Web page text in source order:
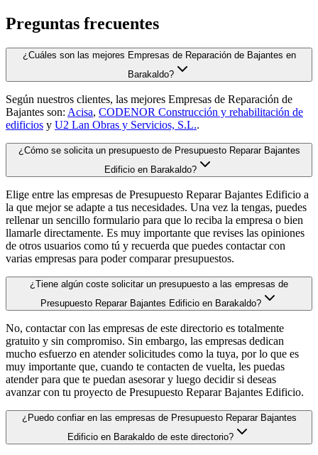
Preguntas frecuentes
¿Cuáles son las mejores Empresas de Reparación de Bajantes en
Barakaldo?
Según nuestros clientes, las mejores Empresas de Reparación de
Bajantes son: Acisa, CODENOR Construcción y rehabilitación de
edificios y U2 Lan Obras y Servicios, S.L..
¿Cómo se solicita un presupuesto de Presupuesto Reparar Bajantes
Edificio en Barakaldo?
Elige entre las empresas de Presupuesto Reparar Bajantes Edificio a
la que mejor se adapte a tus necesidades. Una vez la tengas, puedes
rellenar un sencillo formulario para que lo reciba la empresa o bien
llamarle directamente. Es muy importante que revises las opiniones
de otros usuarios como tú y recuerda que puedes contactar con
varias empresas para poder comparar presupuestos.
¿Tiene algún coste solicitar un presupuesto a las empresas de
Presupuesto Reparar Bajantes Edificio en Barakaldo?
No, contactar con las empresas de este directorio es totalmente
gratuito y sin compromiso. Sin embargo, las empresas dedican
mucho esfuerzo en atender solicitudes como la tuya, por lo que es
muy importante que, cuando te contacten de vuelta, les puedas
atender para que te puedan asesorar y luego decidir si deseas
avanzar con tu proyecto de Presupuesto Reparar Bajantes Edificio.
¿Puedo confiar en las empresas de Presupuesto Reparar Bajantes
Edificio en Barakaldo de este directorio?